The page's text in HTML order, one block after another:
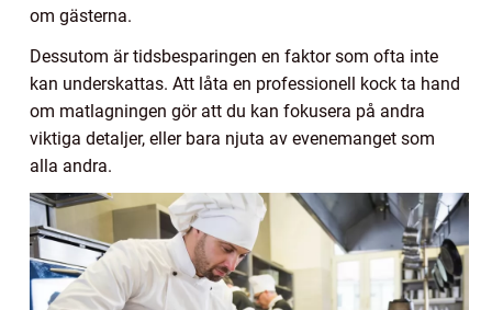
om gästerna.
Dessutom är tidsbesparingen en faktor som ofta inte
kan underskattas. Att låta en professionell kock ta hand
om matlagningen gör att du kan fokusera på andra
viktiga detaljer, eller bara njuta av evenemanget som
alla andra.